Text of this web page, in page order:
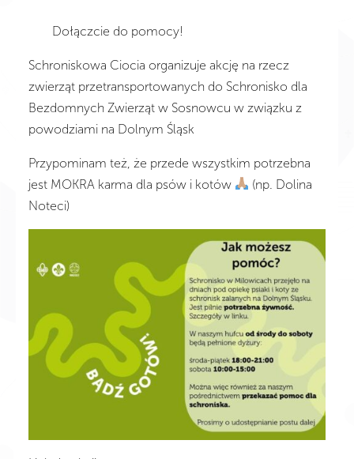
Dołączcie do pomocy!
Schroniskowa Ciocia organizuje akcję na rzecz
zwierząt przetransportowanych do Schronisko dla
Bezdomnych Zwierząt w Sosnowcu w związku z
powodziami na Dolnym Śląsk
Przypominam też, że przede wszystkim potrzebna
jest MOKRA karma dla psów i kotów
(np. Dolina
Noteci)